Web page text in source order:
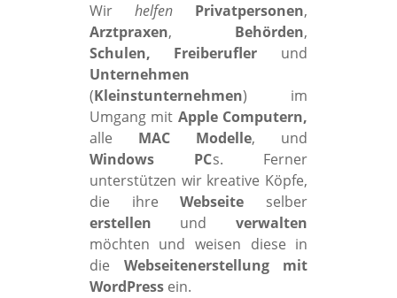
Wir helfen Privatpersonen,
Arztpraxen, Behörden,
Schulen, Freiberufler und
Unternehmen
(Kleinstunternehmen) im
Umgang mit Apple Computern,
alle MAC Modelle, und
Windows PCs. Ferner
unterstützen wir kreative Köpfe,
die ihreWebseite selber
erstellen undverwalten
möchten und weisen diese in
die Webseitenerstellung mit
WordPressein.